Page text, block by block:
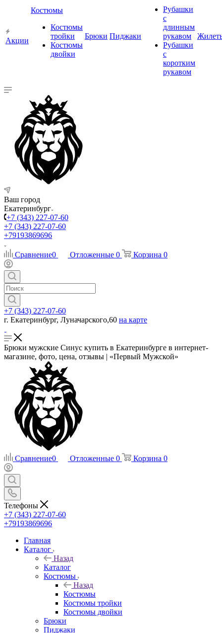
Акции
Костюмы
Костюмы
тройки
Костюмы
двойки
Брюки Пиджаки
Рубашки
с
длинным
рукавом
Рубашки
с
коротким
рукавом
Ваш город
Екатеринбург
+7 (343) 227-07-60
+7 (343) 227-07-60
+79193869696
Сравнение0 Отложенные 0 Корзина 0
+7 (343) 227-07-60
г. Екатеринбург, Луначарского,60 на карте
Брюки мужские Синус купить в Екатеринбурге в интернет-
магазине, фото, цена, отзывы | «Первый Мужской»
Сравнение0 Отложенные 0 Корзина 0
Телефоны
+7 (343) 227-07-60
+79193869696
Главная
Каталог
Назад
Каталог
Костюмы
Назад
Костюмы
Костюмы тройки
Костюмы двойки
Брюки
Пиджаки